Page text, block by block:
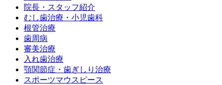
院長・スタッフ紹介
むし歯治療・小児歯科
根管治療
歯周病
審美治療
入れ歯治療
顎関節症・歯ぎしり治療
スポーツマウスピース